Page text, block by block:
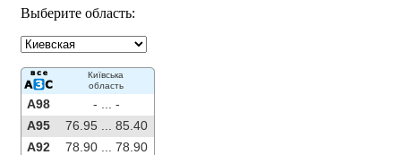
Выберите область:
Київська
область
A98 - ...
-
A95
76.95 ...
85.40
A92
78.90 ...
78.90